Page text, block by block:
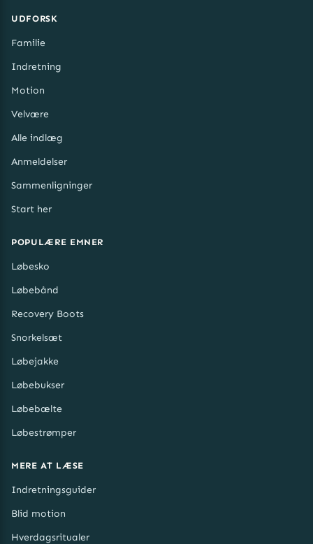
UDFORSK
Familie
Indretning
Motion
Velvære
Alle indlæg
Anmeldelser
Sammenligninger
Start her
POPULÆRE EMNER
Løbesko
Løbebånd
Recovery Boots
Snorkelsæt
Løbejakke
Løbebukser
Løbebælte
Løbestrømper
MERE AT LÆSE
Indretningsguider
Blid motion
Hverdagsritualer